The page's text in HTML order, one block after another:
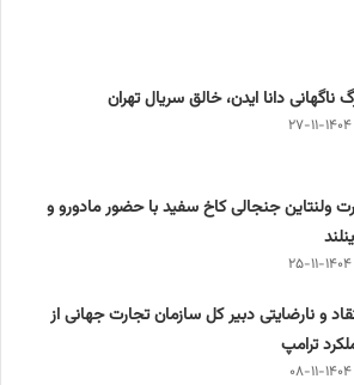
ناگهانی دانا ایدن، خالق سریال تهران
۲۷-۱۱-۱۴۰۴
ولنتاین جنجالی کاخ سفید با حضور مادورو و
۲۵-۱۱-۱۴۰۴
و نارضایتی دبیر کل سازمان تجارت جهانی از
ترامپ
۰۸-۱۱-۱۴۰۴